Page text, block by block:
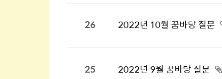
26 2022년 10월 꿈바당 질문
25 2022년 9월 꿈바당 질문